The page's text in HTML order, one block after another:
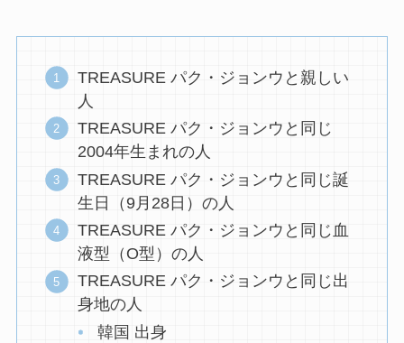
TREASURE パク・ジョンウと親しい
人
TREASURE パク・ジョンウと同じ
2004年生まれの人
TREASURE パク・ジョンウと同じ誕
生日（9月28日）の人
TREASURE パク・ジョンウと同じ血
液型（O型）の人
TREASURE パク・ジョンウと同じ出
身地の人
韓国 出身